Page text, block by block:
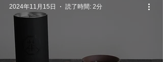
2024年11月15日 読了時間: 2分